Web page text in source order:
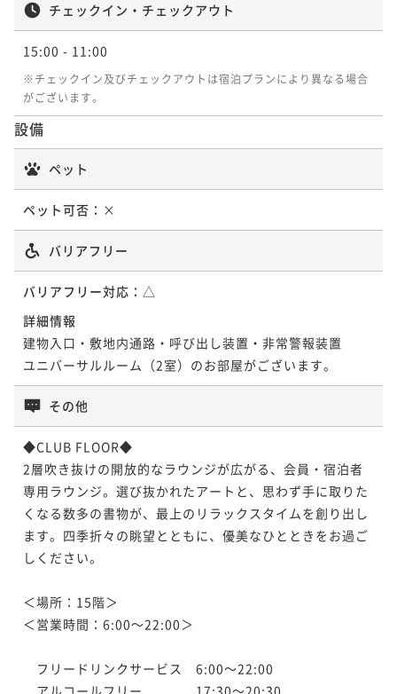
チェックイン・チェックアウト
15:00 - 11:00
※チェックイン及びチェックアウトは宿泊プランにより異なる場合
がございます。
設備
ペット
ペット可否： ×
バリアフリー
バリアフリー対応： △
詳細情報
建物入口・敷地内通路・呼び出し装置・非常警報装置
ユニバーサルルーム（2室）のお部屋がございます。
その他
◆CLUB FLOOR◆
2層吹き抜けの開放的なラウンジが広がる、会員・宿泊者
専用ラウンジ。選び抜かれたアートと、思わず手に取りた
くなる数多の書物が、最上のリラックスタイムを創り出し
ます。四季折々の眺望とともに、優美なひとときをお過ご
しください。
＜場所：15階＞
＜営業時間：6:00～22:00＞
フリードリンクサービス　6:00～22:00
アルコールフリー　　　　17:30～20:30